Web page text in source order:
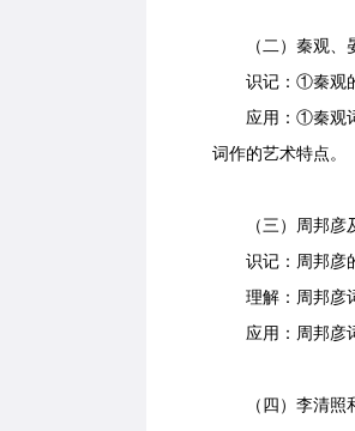
（二）秦观、
识记：①秦观的
应用：①秦观词
词作的艺术特点。
（三）周邦彦
识记：周邦彦的
理解：周邦彦词
应用：周邦彦词
（四）李清照